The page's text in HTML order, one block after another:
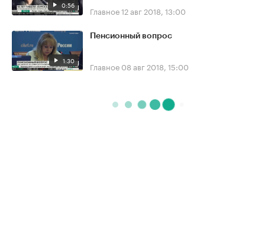
0:56 Главное12 авг 2018, 13:00
1:30
Пенсионный вопрос
Главное 08 авг 2018, 15:00